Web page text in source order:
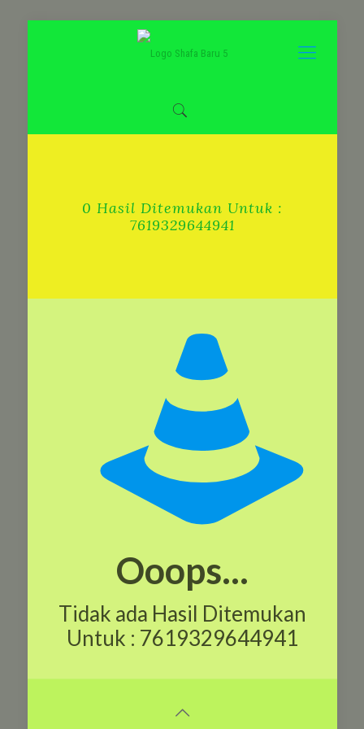
0 Hasil Ditemukan Untuk :
7619329644941
Ooops...
Tidak ada Hasil Ditemukan
Untuk : 7619329644941